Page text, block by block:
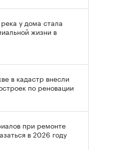
у дома стала
жизни в
в кадастр внесли
по реновации
при ремонте
в 2026 году